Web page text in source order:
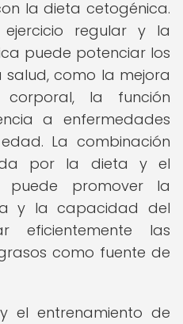
la dieta cetogénica.
regular y la
puede potenciar los
salud, como la mejora
la función
a enfermedades
La combinación
por la dieta y el
puede promover la
y la capacidad del
eficientemente las
como fuente de
el entrenamiento de